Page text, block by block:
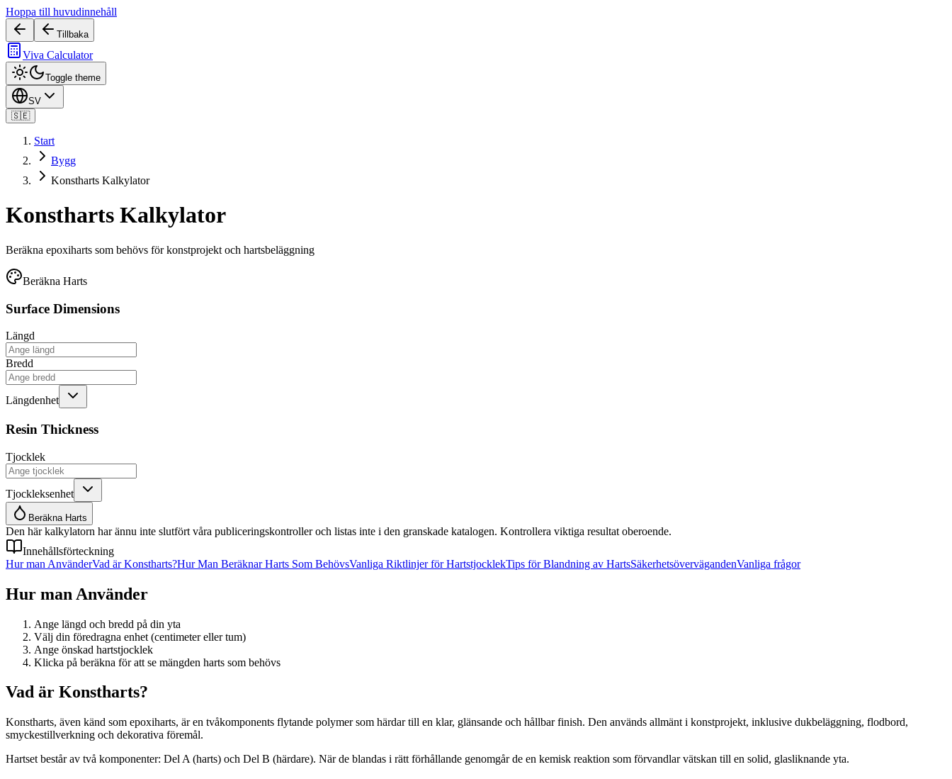
Hoppa till huvudinnehåll
Tillbaka
Viva Calculator
Toggle theme
SV
🇸🇪
Start
Bygg
Konstharts Kalkylator
Konstharts Kalkylator
Beräkna epoxiharts som behövs för konstprojekt och hartsbeläggning
Beräkna Harts
Surface Dimensions
Längd
Bredd
Längdenhet
Resin Thickness
Tjocklek
Tjockleksenhet
Beräkna Harts
Den här kalkylatorn har ännu inte slutfört våra publiceringskontroller och listas inte i den granskade katalogen. Kontrollera viktiga resultat oberoende.
Innehållsförteckning
Hur man AnvänderVad är Konstharts?Hur Man Beräknar Harts Som BehövsVanliga Riktlinjer för HartstjocklekTips för Blandning av HartsSäkerhetsövervägandenVanliga frågor
Hur man Använder
Ange längd och bredd på din yta
Välj din föredragna enhet (centimeter eller tum)
Ange önskad hartstjocklek
Klicka på beräkna för att se mängden harts som behövs
Vad är Konstharts?
Konstharts, även känd som epoxiharts, är en tvåkomponents flytande polymer som härdar till en klar, glänsande och hållbar finish. Den används allmänt i konstprojekt, inklusive dukbeläggning, flodbord,
smyckestillverkning och dekorativa föremål.
Hartset består av två komponenter: Del A (harts) och Del B (härdare). När de blandas i rätt förhållande genomgår de en kemisk reaktion som förvandlar vätskan till en solid, glasliknande yta.